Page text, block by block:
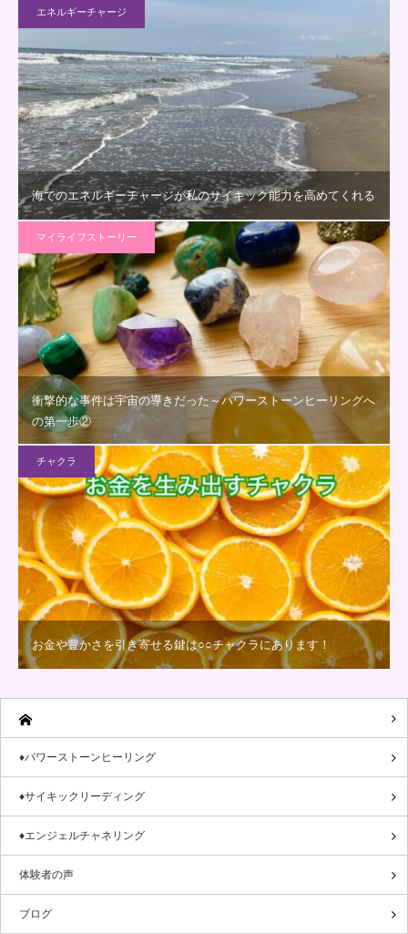
エネルギーチャージ
海でのエネルギーチャージが私のサイキック能力を高めてくれる
マイライフストーリー
衝撃的な事件は宇宙の導きだった～パワーストーンヒーリングへ
の第一歩②
チャクラ
お金や豊かさを引き寄せる鍵は○○チャクラにあります！
♦パワーストーンヒーリング
♦サイキックリーディング
♦エンジェルチャネリング
体験者の声
ブログ